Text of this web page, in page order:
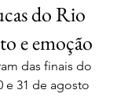
do Rio
e emoção
das finais do
e 31 de agosto